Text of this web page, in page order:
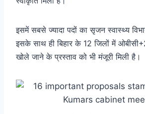
इसमें सबसे ज्यादा पदों का सृजन स्वास्थ्य
इसके साथ ही बिहार के 12 जिलों में
खोले जाने के प्रस्ताव को भी मंजूरी मिली है।